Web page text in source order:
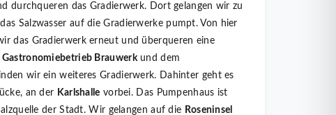
durchqueren das Gradierwerk. Dort gelangen wir zu
Salzwasser auf die Gradierwerke pumpt. Von hier
das Gradierwerk erneut und überqueren eine
Gastronomiebetrieb Brauwerkund dem
wir ein weiteres Gradierwerk. Dahinter geht es
an der Karlshalle vorbei. Das Pumpenhaus ist
der Stadt. Wir gelangen auf die Roseninsel